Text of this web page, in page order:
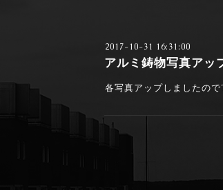
2017-10-31 16:31:00
アルミ鋳物写真アッ
各写真アップしましたの